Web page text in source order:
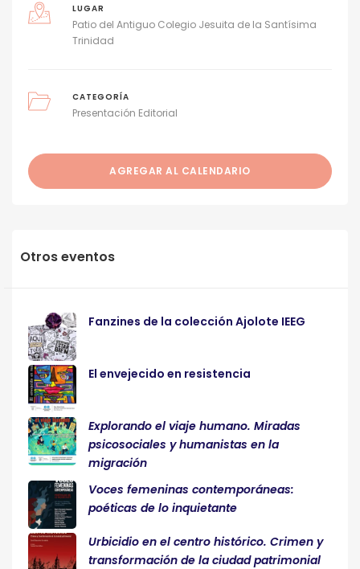
LUGAR
Patio del Antiguo Colegio Jesuita de la Santísima
Trinidad
CATEGORÍA
Presentación Editorial
AGREGAR AL CALENDARIO
Otros eventos
Fanzines de la colección Ajolote IEEG
El envejecido en resistencia
Explorando el viaje humano. Miradas
psicosociales y humanistas en la
migración
Voces femeninas contemporáneas:
poéticas de lo inquietante
Urbicidio en el centro histórico. Crimen y
transformación de la ciudad patrimonial